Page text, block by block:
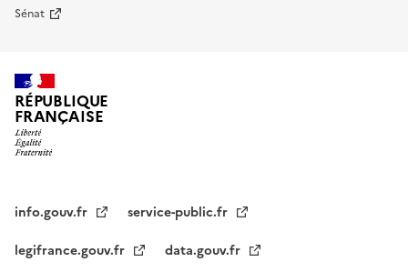
Sénat
RÉPUBLIQUE
FRANÇAISE
info.gouv.fr
service-public.fr
legifrance.gouv.fr
data.gouv.fr